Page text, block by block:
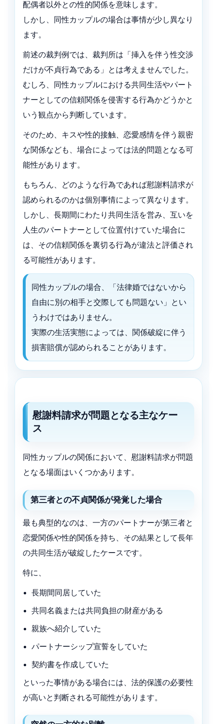
配偶者以外との性的関係を意味します。
しかし、同性カップルの場合は事情が少し異なり
ます。
前述の裁判例では、裁判所は「挿入を伴う性交渉
だけが不貞行為である」とは考えませんでした。
むしろ、同性カップルにおける共同生活やパート
ナーとしての信頼関係を侵害する行為かどうかと
いう観点から判断しています。
そのため、キスや性的接触、恋愛感情を伴う親密
な関係なども、場合によっては法的問題となる可
能性があります。
もちろん、どのような行為であれば慰謝料請求が
認められるのかは個別事情によって異なります。
しかし、長期間にわたり共同生活を営み、互いを
人生のパートナーとして位置付けていた場合に
は、その信頼関係を裏切る行為が違法と評価され
る可能性があります。
同性カップルの場合、「法律婚ではないから
自由に別の相手と交際しても問題ない」とい
うわけではありません。
実際の生活実態によっては、関係破綻に伴う
損害賠償が認められることがあります。
慰謝料請求が問題となる主なケー
ス
同性カップルの関係において、慰謝料請求が問題
となる場面はいくつかあります。
第三者との不貞関係が発覚した場合
最も典型的なのは、一方のパートナーが第三者と
恋愛関係や性的関係を持ち、その結果として長年
の共同生活が破綻したケースです。
特に、
長期間同居していた
共同名義または共同負担の財産がある
親族へ紹介していた
パートナーシップ宣誓をしていた
契約書を作成していた
といった事情がある場合には、法的保護の必要性
が高いと判断される可能性があります。